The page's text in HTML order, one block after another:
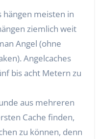
hängen meisten in
ziemlich weit
Angel (ohne
Angelcaches
bis acht Metern zu
aus mehreren
Cache finden,
zu können, denn